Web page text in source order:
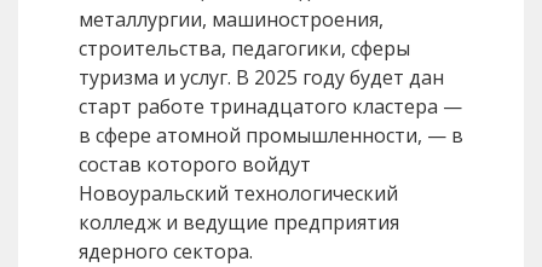
металлургии, машиностроения,
строительства, педагогики, сферы
туризма и услуг. В 2025 году будет дан
старт работе тринадцатого кластера —
в сфере атомной промышленности, — в
состав которого войдут
Новоуральский технологический
колледж и ведущие предприятия
ядерного сектора.